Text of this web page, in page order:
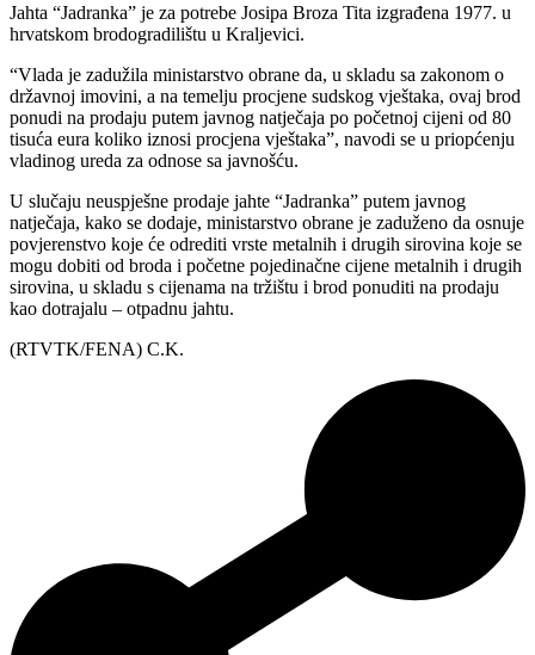
Jahta “Jadranka” je za potrebe Josipa Broza Tita izgrađena 1977. u
hrvatskom brodogradilištu u Kraljevici.
“Vlada je zadužila ministarstvo obrane da, u skladu sa zakonom o
državnoj imovini, a na temelju procjene sudskog vještaka, ovaj brod
ponudi na prodaju putem javnog natječaja po početnoj cijeni od 80
tisuća eura koliko iznosi procjena vještaka”, navodi se u priopćenju
vladinog ureda za odnose sa javnošću.
U slučaju neuspješne prodaje jahte “Jadranka” putem javnog
natječaja, kako se dodaje, ministarstvo obrane je zaduženo da osnuje
povjerenstvo koje će odrediti vrste metalnih i drugih sirovina koje se
mogu dobiti od broda i početne pojedinačne cijene metalnih i drugih
sirovina, u skladu s cijenama na tržištu i brod ponuditi na prodaju
kao dotrajalu – otpadnu jahtu.
(RTVTK/FENA) C.K.